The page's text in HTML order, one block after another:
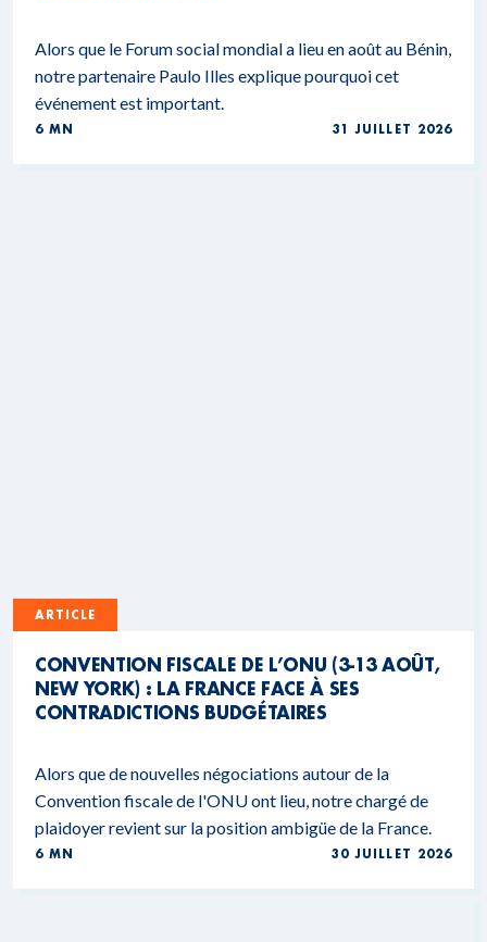
Alors que le Forum social mondial a lieu en août au Bénin,
notre partenaire Paulo Illes explique pourquoi cet
événement est important.
6 MN 31 JUILLET 2026
ARTICLE
CONVENTION FISCALE DE L’ONU (3-13 AOÛT,
NEW YORK) : LA FRANCE FACE À SES
CONTRADICTIONS BUDGÉTAIRES
Alors que de nouvelles négociations autour de la
Convention fiscale de l'ONU ont lieu, notre chargé de
plaidoyer revient sur la position ambigüe de la France.
6 MN 30 JUILLET 2026